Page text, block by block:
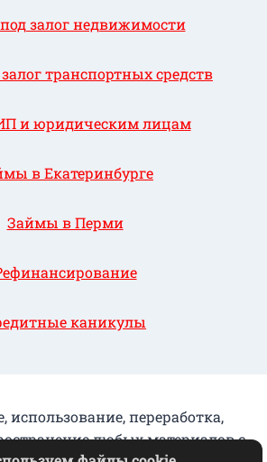
залог недвижимости
транспортных средств
и юридическим лицам
в Екатеринбурге
Займы в Перми
каникулы
использование, переработка,
любых материалов с